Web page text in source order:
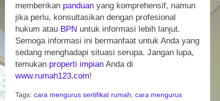
memberikan panduan yang komprehensif, namun
jika perlu, konsultasikan dengan profesional
hukum atau BPN untuk informasi lebih lanjut.
Semoga informasi ini bermanfaat untuk Anda yang
sedang menghadapi situasi serupa. Jangan lupa,
temukan properti impian Anda di
www.rumah123.com!
Tags: cara mengurus sertifikat rumah cara mengurus